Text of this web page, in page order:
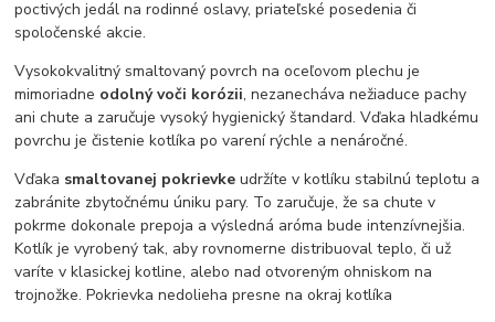
poctivých jedál na rodinné oslavy, priateľské posedenia či
spoločenské akcie.
Vysokokvalitný smaltovaný povrch na oceľovom plechu je
mimoriadne odolný voči korózii, nezanecháva nežiaduce pachy
ani chute a zaručuje vysoký hygienický štandard. Vďaka hladkému
povrchu je čistenie kotlíka po varení rýchle a nenáročné.
Vďaka smaltovanej pokrievke udržíte v kotlíku stabilnú teplotu a
zabránite zbytočnému úniku pary. To zaručuje, že sa chute v
pokrme dokonale prepoja a výsledná aróma bude intenzívnejšia.
Kotlík je vyrobený tak, aby rovnomerne distribuoval teplo, či už
varíte v klasickej kotline, alebo nad otvoreným ohniskom na
trojnožke. Pokrievka nedolieha presne na okraj kotlíka